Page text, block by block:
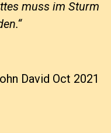
muss im Sturm
David Oct 2021